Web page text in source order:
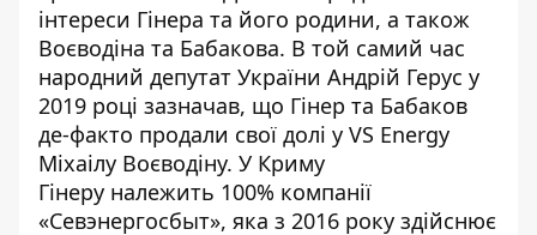
інтереси Гінера та його родини, а також
Воєводіна та Бабакова. В той самий час
народний депутат України Андрій Герус у
2019 році зазначав, що Гінер та Бабаков
де-факто продали свої долі у VS Energy
Міхаілу Воєводіну. У Криму
Гінеру належить 100% компанії
«Севэнергосбыт», яка з 2016 року здійснює